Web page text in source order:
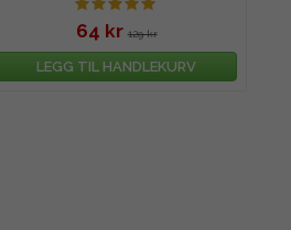
64 kr 129 kr
LEGG TIL HANDLEKURV